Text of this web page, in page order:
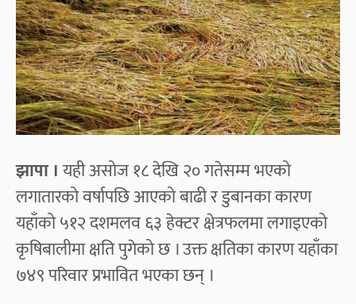
झापा ।यही असोज १८ देखि २० गतेसम्म भएको
लगातारको वर्षापछि आएको बाढी र डुबानका कारण
यहाँको ५१२ दशमलव ६३ हेक्टर क्षेत्रफलमा लगाइएको
कृषिबालीमा क्षति पुगेको छ । उक्त क्षतिका कारण यहाँका
७४९ परिवार प्रभावित भएका छन् ।